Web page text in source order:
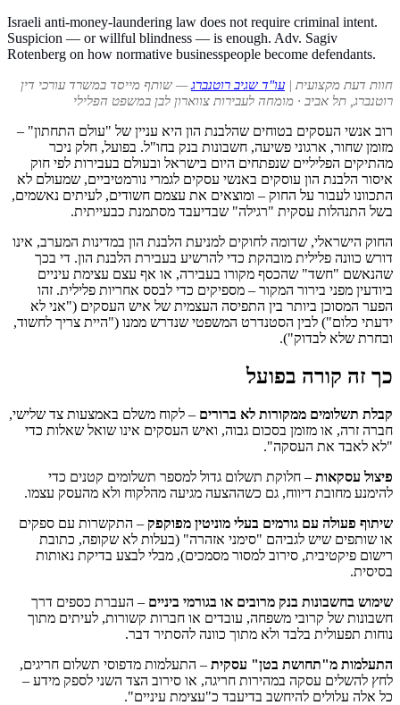
Israeli anti-money-laundering law does not require criminal intent.
Suspicion — or willful blindness — is enough. Adv. Sagiv
Rotenberg on how normative businesspeople become defendants.
חוות דעת מקצועית |עו"ד שגיב רוטנברג— שותף מייסד במשרד עורכי דין
רוטנברג, תל אביב · מומחה לעבירות צווארון לבן במשפט הפלילי
רוב אנשי העסקים בטוחים שהלבנת הון היא עניין של "עולם התחתון" –
מזומן שחור, ארגוני פשיעה, חשבונות בנק בחו"ל. בפועל, חלק ניכר
מהתיקים הפליליים שנפתחים היום בישראל ובעולם בעבירות לפי חוק
איסור הלבנת הון עוסקים באנשי עסקים לגמרי נורמטיביים, שמעולם לא
התכוונו לעבור על החוק – ומוצאים את עצמם חשודים, לעיתים נאשמים,
בשל התנהלות עסקית "רגילה" שבדיעבד מסתמנת כבעייתית.
החוק הישראלי, שדומה לחוקים למניעת הלבנת הון במדינות המערב, אינו
דורש כוונה פלילית מובהקת כדי להרשיע בעבירת הלבנת הון. די בכך
שהנאשם "חשד" שהכסף מקורו בעבירה, או אף עצם עצימת עיניים
ביודעין מפני בירור המקור – מספיקים כדי לבסס אחריות פלילית. זהו
הפער המסוכן ביותר בין התפיסה העצמית של איש העסקים ("אני לא
ידעתי כלום") לבין הסטנדרט המשפטי שנדרש ממנו ("היית צריך לחשוד,
ובחרת שלא לבדוק").
כך זה קורה בפועל
קבלת תשלומים ממקורות לא ברורים – לקוח משלם באמצעות צד שלישי,
חברה זרה, או מזומן בסכום גבוה, ואיש העסקים אינו שואל שאלות כדי
"לא לאבד את העסקה".
פיצול עסקאות – חלוקת תשלום גדול למספר תשלומים קטנים כדי
להימנע מחובת דיווח, גם כשההצעה מגיעה מהלקוח ולא מהעסק עצמו.
שיתוף פעולה עם גורמים בעלי מוניטין מפוקפק – התקשרות עם ספקים
או שותפים שיש לגביהם "סימני אזהרה" (בעלות לא שקופה, כתובת
רישום פיקטיבית, סירוב למסור מסמכים), מבלי לבצע בדיקת נאותות
בסיסית.
שימוש בחשבונות בנק מרובים או בגורמי ביניים – העברת כספים דרך
חשבונות של קרובי משפחה, עובדים או חברות קשורות, לעיתים מתוך
נוחות תפעולית בלבד ולא מתוך כוונה להסתיר דבר.
התעלמות מ"תחושת בטן" עסקית – התעלמות מדפוסי תשלום חריגים,
לחץ להשלים עסקה במהירות חריגה, או סירוב הצד השני לספק מידע –
כל אלה עלולים להיחשב בדיעבד כ"עצימת עיניים".